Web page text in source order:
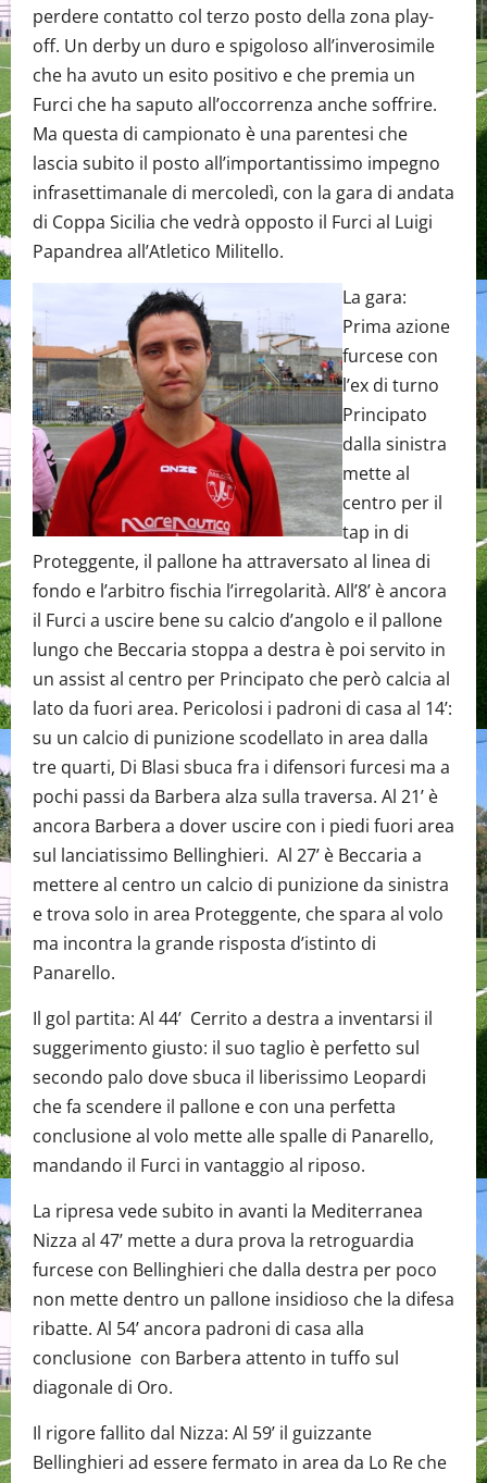
perdere contatto col terzo posto della zona play-
off. Un derby un duro e spigoloso all’inverosimile
che ha avuto un esito positivo e che premia un
Furci che ha saputo all’occorrenza anche soffrire.
Ma questa di campionato è una parentesi che
lascia subito il posto all’importantissimo impegno
infrasettimanale di mercoledì, con la gara di andata
di Coppa Sicilia che vedrà opposto il Furci al Luigi
Papandrea all’Atletico Militello.
La gara:
Prima azione
furcese con
l’ex di turno
Principato
dalla sinistra
mette al
centro per il
tap in di
Proteggente, il pallone ha attraversato al linea di
fondo e l’arbitro fischia l’irregolarità. All’8’ è ancora
il Furci a uscire bene su calcio d’angolo e il pallone
lungo che Beccaria stoppa a destra è poi servito in
un assist al centro per Principato che però calcia al
lato da fuori area. Pericolosi i padroni di casa al 14’:
su un calcio di punizione scodellato in area dalla
tre quarti, Di Blasi sbuca fra i difensori furcesi ma a
pochi passi da Barbera alza sulla traversa. Al 21’ è
ancora Barbera a dover uscire con i piedi fuori area
sul lanciatissimo Bellinghieri. Al 27’ è Beccaria a
mettere al centro un calcio di punizione da sinistra
e trova solo in area Proteggente, che spara al volo
ma incontra la grande risposta d’istinto di
Panarello.
Il gol partita: Al 44’ Cerrito a destra a inventarsi il
suggerimento giusto: il suo taglio è perfetto sul
secondo palo dove sbuca il liberissimo Leopardi
che fa scendere il pallone e con una perfetta
conclusione al volo mette alle spalle di Panarello,
mandando il Furci in vantaggio al riposo.
La ripresa vede subito in avanti la Mediterranea
Nizza al 47’ mette a dura prova la retroguardia
furcese con Bellinghieri che dalla destra per poco
non mette dentro un pallone insidioso che la difesa
ribatte. Al 54’ ancora padroni di casa alla
conclusione con Barbera attento in tuffo sul
diagonale di Oro.
Il rigore fallito dal Nizza: Al 59’ il guizzante
Bellinghieri ad essere fermato in area da Lo Re che